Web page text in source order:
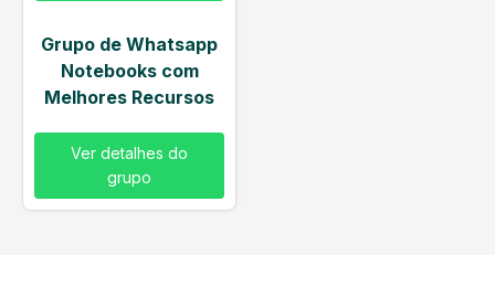
Grupo de Whatsapp
Notebooks com
Melhores Recursos
Ver detalhes do
grupo